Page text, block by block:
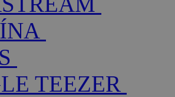
TEEZER